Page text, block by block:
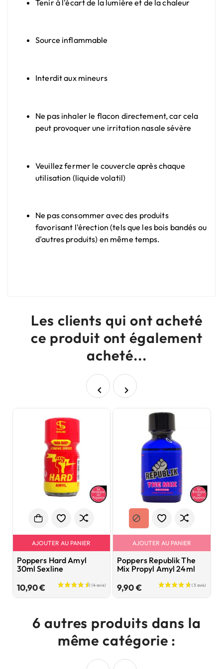
Tenir à l'écart de la lumière et de la chaleur
Source inflammable
Interdit aux mineurs
Ne pas inhaler le flacon directement, car cela
peut provoquer une irritation nasale sévère
Veuillez fermer le couvercle après chaque
utilisation (liquide volatil)
Ne pas consommer avec des produits
favorisant l'érection (tels que les bois bandés ou
d'autres produits) en même temps.
Les clients qui ont acheté
ce produit ont également
acheté...
 
AJOUTER AU PANIER
Poppers Hard Amyl
30ml Sexline
10,90 €Prix
AJOUTER AU PANIER
Poppers Republik The
Mix Propyl Amyl 24ml
9,90 €Prix
6 autres produits dans la
même catégorie :